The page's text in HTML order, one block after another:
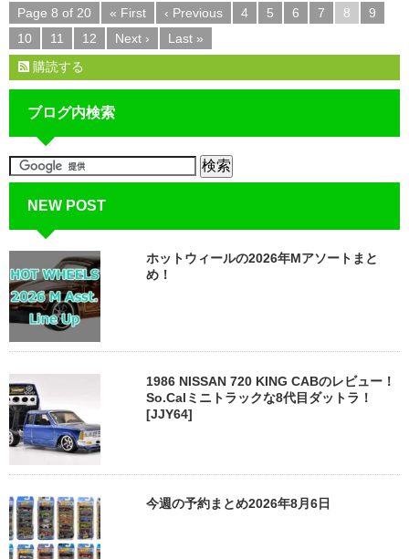
Page 8 of 20 « First ‹ Previous 4 5 6 7 8
9
10
11 12 Next ›
Last »
購読する
ブログ内検索
NEW POST
ホットウィールの2026年Mアソートまと
め！
1986 NISSAN 720 KING CABのレビュー！
So.Calミニトラックな8代目ダットラ！
[JJY64]
今週の予約まとめ2026年8月6日